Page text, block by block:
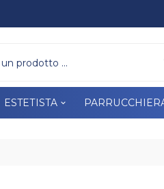
ESTETISTA